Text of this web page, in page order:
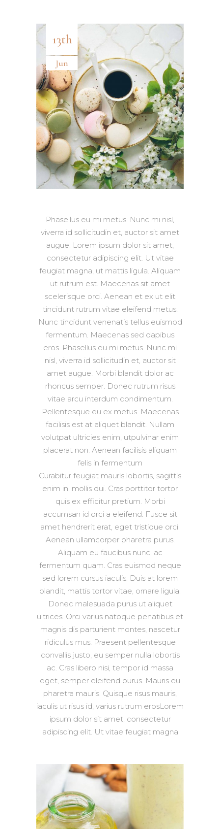
13th
Jun
Phasellus eu mi metus. Nunc mi nisl,
viverra id sollicitudin et, auctor sit amet
augue. Lorem ipsum dolor sit amet,
consectetur adipiscing elit. Ut vitae
feugiat magna, ut mattis ligula. Aliquam
ut rutrum est. Maecenas sit amet
scelerisque orci. Aenean et ex ut elit
tincidunt rutrum vitae eleifend metus.
Nunc tincidunt venenatis tellus euismod
fermentum. Maecenas sed dapibus
eros. Phasellus eu mi metus. Nunc mi
nisl, viverra id sollicitudin et, auctor sit
amet augue. Morbi blandit dolor ac
rhoncus semper. Donec rutrum risus
vitae arcu interdum condimentum.
Pellentesque eu ex metus. Maecenas
facilisis est at aliquet blandit. Nullam
volutpat ultricies enim, utpulvinar enim
placerat non. Aenean facilisis aliquam
felis in fermentum
Curabitur feugiat mauris lobortis, sagittis
enim in, mollis dui. Cras porttitor tortor
quis ex efficitur pretium. Morbi
accumsan id orci a eleifend. Fusce sit
amet hendrerit erat, eget tristique orci.
Aenean ullamcorper pharetra purus.
Aliquam eu faucibus nunc, ac
fermentum quam. Cras euismod neque
sed lorem cursus iaculis. Duis at lorem
blandit, mattis tortor vitae, ornare ligula.
Donec malesuada purus ut aliquet
ultrices. Orci varius natoque penatibus et
magnis dis parturient montes, nascetur
ridiculus mus. Praesent pellentesque
convallis justo, eu semper nulla lobortis
ac. Cras libero nisi, tempor id massa
eget, semper eleifend purus. Mauris eu
pharetra mauris. Quisque risus mauris,
iaculis ut risus id, varius rutrum erosLorem
ipsum dolor sit amet, consectetur
adipiscing elit. Ut vitae feugiat magna